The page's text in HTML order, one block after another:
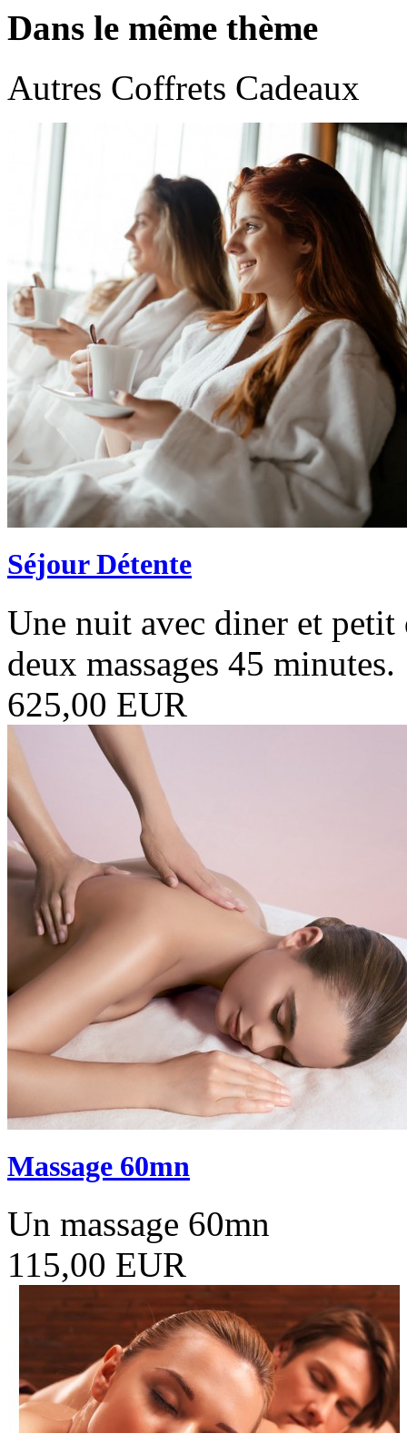
Dans le même thème
Autres Coffrets Cadeaux
Séjour Détente
Une nuit avec diner et petit
deux massages 45 minutes.
625,00 EUR
Massage 60mn
Un massage 60mn
115,00 EUR